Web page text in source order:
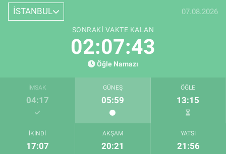
İSTANBUL 07.08.2026
SONRAKI VAKTE KALAN
02:07:42
Öğle Namazı
İMSAK
04:17
GÜNEŞ
05:59
ÖĞLE
13:15
İKINDI
17:07
AKŞAM
20:21
YATSI
21:56